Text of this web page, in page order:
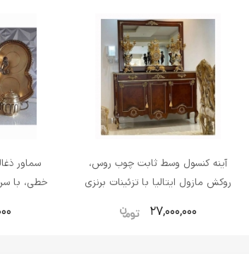
آینه کنسول وسط ثابت چوب روس،
روکش مازول ایتالیا‌ با تزئینات برنزی
27,000,000
خطی، با